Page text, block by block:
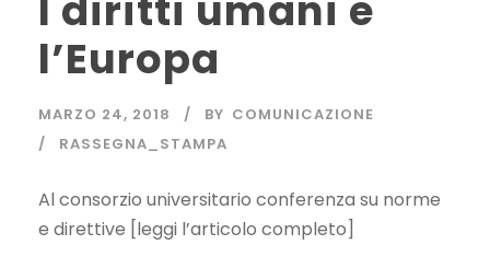
l’Europa
MARZO 24, 2018 BY COMUNICAZIONE
RASSEGNA_STAMPA
Al consorzio universitario conferenza su norme
e direttive [leggi l’articolo completo]